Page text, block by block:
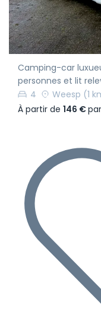
Camping-car
personnes et lit
4
Weesp (1
À partir de 146 €